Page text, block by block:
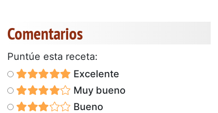
Comentarios
Puntúe esta receta:
Excelente
Muy bueno
Bueno